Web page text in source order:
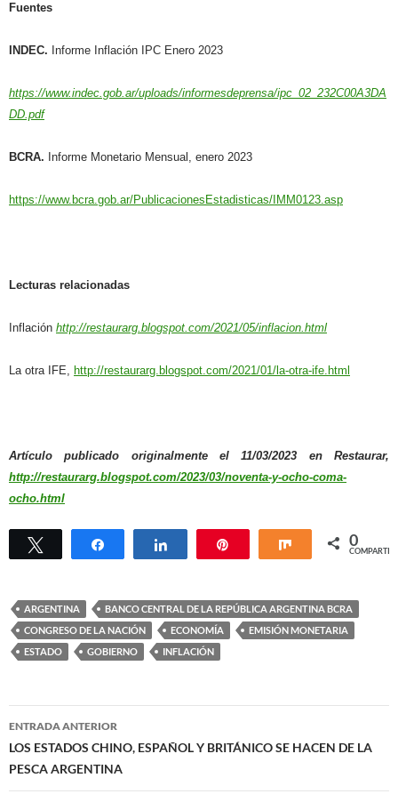
Fuentes
INDEC. Informe Inflación IPC Enero 2023
https://www.indec.gob.ar/uploads/informesdeprensa/ipc_02_232C00A3DA
DD.pdf
BCRA. Informe Monetario Mensual, enero 2023
https://www.bcra.gob.ar/PublicacionesEstadisticas/IMM0123.asp
Lecturas relacionadas
Inflación http://restaurarg.blogspot.com/2021/05/inflacion.html
La otra IFE, http://restaurarg.blogspot.com/2021/01/la-otra-ife.html
Artículo publicado originalmente el 11/03/2023 en Restaurar,
http://restaurarg.blogspot.com/2023/03/noventa-y-ocho-coma-
ocho.html
Twittear Compartir Compartir Compartir
0
COMPARTIR
ARGENTINA
BANCO CENTRAL DE LA REPÚBLICA ARGENTINA BCRA
CONGRESO DE LA NACIÓN
ECONOMÍA
EMISIÓN MONETARIA
ESTADO
GOBIERNO INFLACIÓN
Navegación
de
entradas
ENTRADA ANTERIOR
LOS ESTADOS CHINO, ESPAÑOL Y BRITÁNICO SE HACEN DE LA
PESCA ARGENTINA